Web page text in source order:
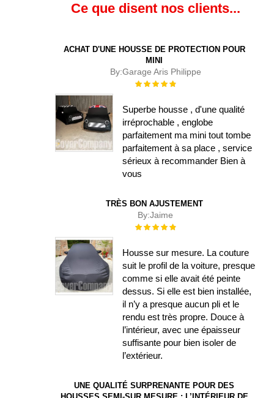
Ce que disent nos clients...
ACHAT D'UNE HOUSSE DE PROTECTION POUR
MINI
By:Garage Aris Philippe
Évaluation :
Superbe housse , d'une qualité
irréprochable , englobe
parfaitement ma mini tout tombe
parfaitement à sa place , service
sérieux à recommander Bien à
vous
TRÈS BON AJUSTEMENT
By:Jaime
Évaluation :
Housse sur mesure. La couture
suit le profil de la voiture, presque
comme si elle avait été peinte
dessus. Si elle est bien installée,
il n’y a presque aucun pli et le
rendu est très propre. Douce à
l’intérieur, avec une épaisseur
suffisante pour bien isoler de
l’extérieur.
UNE QUALITÉ SURPRENANTE POUR DES